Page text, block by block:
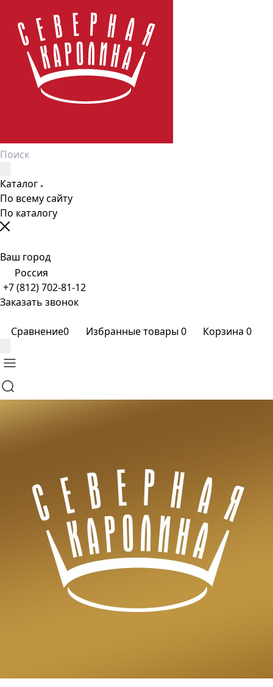
Каталог
По всему сайту
По каталогу
Ваш город
Россия
+7 (812) 702-81-12
Заказать звонок
Сравнение0 Избранные товары0 Корзина 0